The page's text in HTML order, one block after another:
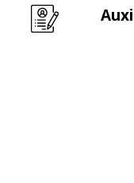
Leer m�s sobre